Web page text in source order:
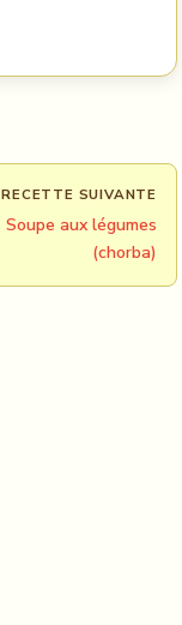
RECETTE SUIVANTE
Soupe aux légumes
(chorba)